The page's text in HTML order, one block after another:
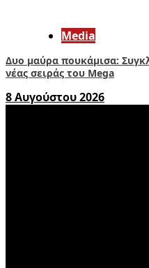
Media
Δυο μαύρα πουκάμισα:
νέας σειράς του Mega
8 Αυγούστου 2026